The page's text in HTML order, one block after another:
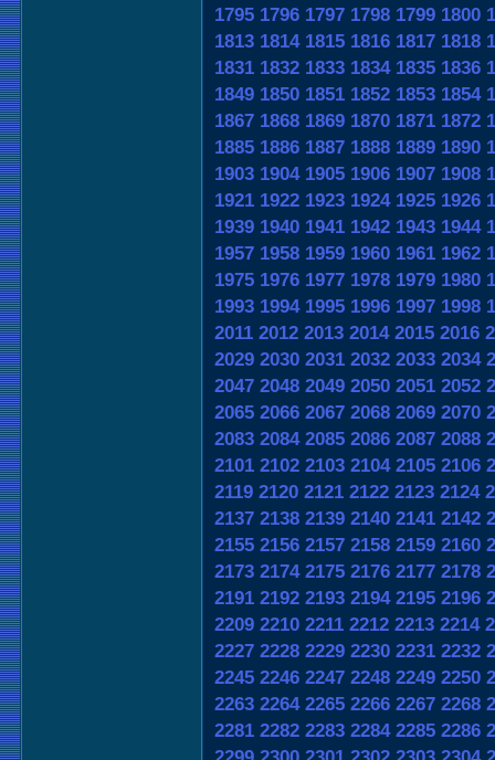
1795 1796 1797 1798 1799 1800
1813 1814 1815 1816 1817 1818
1831 1832 1833 1834 1835 1836
1849 1850 1851 1852 1853 1854
1867 1868 1869 1870 1871 1872
1885 1886 1887 1888 1889 1890
1903 1904 1905 1906 1907 1908
1921 1922 1923 1924 1925 1926
1939 1940 1941 1942 1943 1944
1957 1958 1959 1960 1961 1962
1975 1976 1977 1978 1979 1980
1993 1994 1995 1996 1997 1998
2011 2012 2013 2014 2015 2016
2029 2030 2031 2032 2033 2034
2047 2048 2049 2050 2051 2052
2065 2066 2067 2068 2069 2070
2083 2084 2085 2086 2087 2088
2101 2102 2103 2104 2105 2106
2119 2120 2121 2122 2123 2124
2137 2138 2139 2140 2141 2142
2155 2156 2157 2158 2159 2160
2173 2174 2175 2176 2177 2178
2191 2192 2193 2194 2195 2196
2209 2210 2211 2212 2213 2214
2227 2228 2229 2230 2231 2232
2245 2246 2247 2248 2249 2250
2263 2264 2265 2266 2267 2268
2281 2282 2283 2284 2285 2286